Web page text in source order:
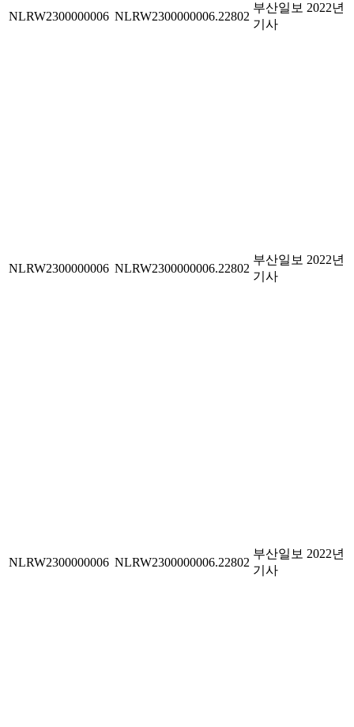
NLRW2300000006 NLRW2300000006.22802
부산일보 2022년
기사
NLRW2300000006 NLRW2300000006.22802
부산일보 2022년
기사
NLRW2300000006 NLRW2300000006.22802
부산일보 2022년
기사